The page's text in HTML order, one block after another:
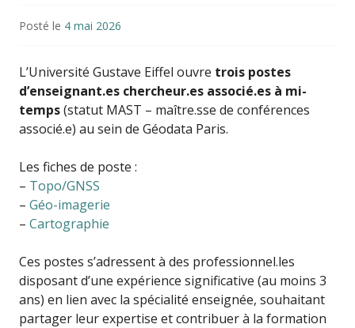
Posté le 4 mai 2026
L’Université Gustave Eiffel ouvre trois postes
d’enseignant.es chercheur.es associé.es à mi-
temps(statut MAST – maître.sse de conférences
associé.e) au sein de Géodata Paris.
Les fiches de poste :
– Topo/GNSS
– Géo-imagerie
– Cartographie
Ces postes s’adressent à des professionnel.les
disposant d’une expérience significative (au moins 3
ans) en lien avec la spécialité enseignée, souhaitant
partager leur expertise et contribuer à la formation